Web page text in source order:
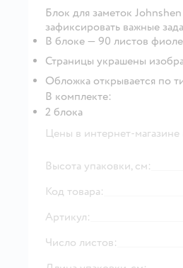
Блок для заметок
зафиксировать важные
В блоке — 90 листов
Страницы украшены
Обложка открывается по
В комплекте:
2 блока
Цены в интернет-магазине
Высота упаковки, см:
Код товара:
Артикул:
Число листов: